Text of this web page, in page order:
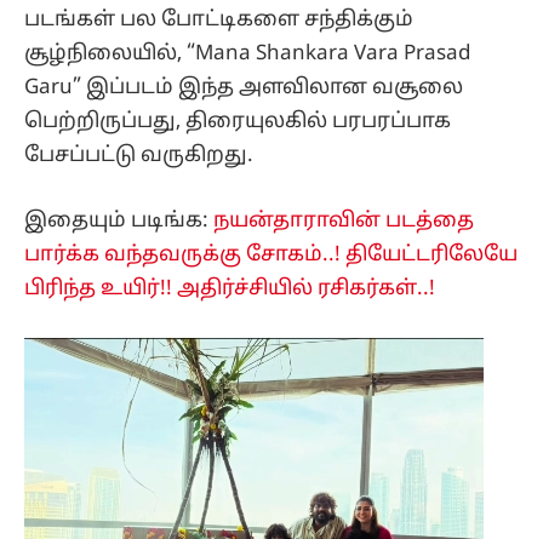
படங்கள் பல போட்டிகளை சந்திக்கும்
சூழ்நிலையில், “Mana Shankara Vara Prasad
Garu” இப்படம் இந்த அளவிலான வசூலை
பெற்றிருப்பது, திரையுலகில் பரபரப்பாக
பேசப்பட்டு வருகிறது.
இதையும் படிங்க: நயன்தாராவின் படத்தை
பார்க்க வந்தவருக்கு சோகம்..! தியேட்டரிலேயே
பிரிந்த உயிர்!! அதிர்ச்சியில் ரசிகர்கள்..!